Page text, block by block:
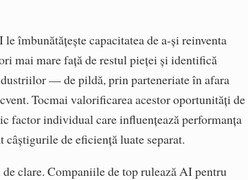
îmbunătățește capacitatea de a-și reinventa
mai mare față de restul pieței și identifică
— de pildă, prin parteneriate în afara
Tocmai valorificarea acestor oportunități de
factor individual care influențează performanța
de eficiență luate separat.
clare. Companiile de top rulează AI pentru